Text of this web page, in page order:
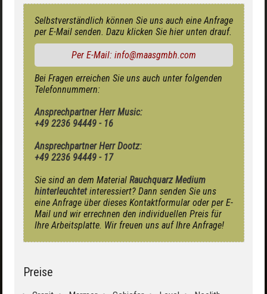
Selbstverständlich können Sie uns auch eine Anfrage
per E-Mail senden. Dazu klicken Sie hier unten drauf.
Per E-Mail: info@maasgmbh.com
Bei Fragen erreichen Sie uns auch unter folgenden
Telefonnummern:
Ansprechpartner Herr Music:
+49 2236 94449 - 16
Ansprechpartner Herr Dootz:
+49 2236 94449 - 17
Sie sind an dem Material Rauchquarz Medium
hinterleuchtetinteressiert? Dann senden Sie uns
eine Anfrage über dieses Kontaktformular oder per E-
Mail und wir errechnen den individuellen Preis für
Ihre Arbeitsplatte. Wir freuen uns auf Ihre Anfrage!
Preise